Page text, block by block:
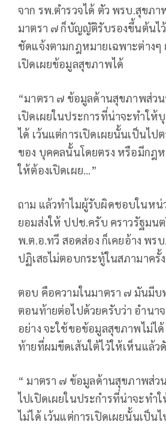
จาก รพ.ตำรวจได้ ตัว พรบ.สุขภา
มาตรา ๗ ก็บัญญัติรับรองขึ้นต้นไ
ชัดแจ้งตามกฎหมายเฉพาะต่างๆ
เปิดเผยข้อมูลสุขภาพได้
“มาตรา ๗ ข้อมูลด้านสุขภาพส่ว
เปิดเผยในประการที่น่าจะทำให้
ได้ เว้นแต่การเปิดเผยนั้นเป็นไป
ของ บุคคลนั้นโดยตรง หรือมีกฎ
ให้ต้องเปิดเผย...”
ถาม แล้วทำไมผู้รับผิดชอบในหน่
ยอมส่งให้ ปปช.ครับ คราวรัฐมน
พ.ต.อ.ทวี สอดส่อง ก็เคยอ้าง พร
ปฏิเสธไม่ตอบกระทู้ในสภามาครั้
ตอบ คือความในมาตรา ๗ มันมี
ตอนท้ายต่อไปด้วยครับว่า อำนา
อย่าง จะใช้ขอข้อมูลสุขภาพไม่ไ
ท้ายที่ผมขีดเส้นใต้ไว้ให้เห็นแล้ว
“ มาตรา ๗ ข้อมูลด้านสุขภาพส่ว
ไปเปิดเผยในประกำรที่น่าจะทำ
ไม่ได้ เว้นแต่การเปิดเผยนั้นเป็น